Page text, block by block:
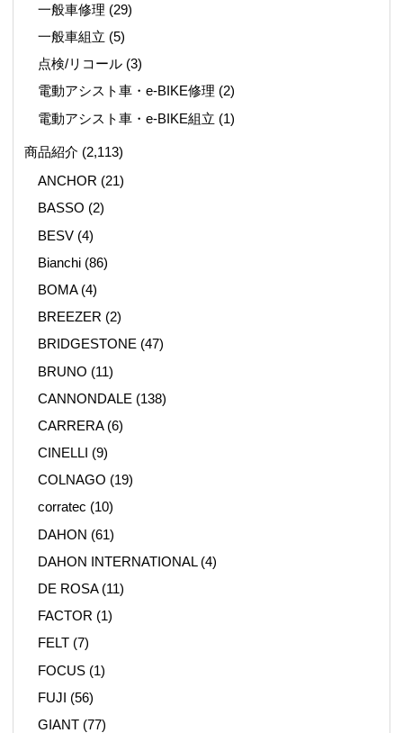
一般車修理 (29)
一般車組立 (5)
点検/リコール (3)
電動アシスト車・e-BIKE修理 (2)
電動アシスト車・e-BIKE組立 (1)
商品紹介 (2,113)
ANCHOR (21)
BASSO (2)
BESV (4)
Bianchi (86)
BOMA(4)
BREEZER (2)
BRIDGESTONE (47)
BRUNO (11)
CANNONDALE (138)
CARRERA(6)
CINELLI (9)
COLNAGO (19)
corratec (10)
DAHON (61)
DAHON INTERNATIONAL(4)
DE ROSA(11)
FACTOR (1)
FELT (7)
FOCUS (1)
FUJI (56)
GIANT (77)